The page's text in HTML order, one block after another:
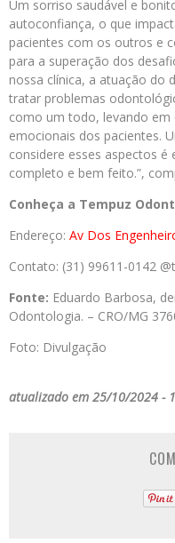
Um sorriso saudável e
autoconfiança, o que
pacientes com os outros e
para a superação dos
nossa clínica, a atuação do
tratar problemas
como um todo, levando em
emocionais dos pacientes.
considere esses aspectos
completo e bem feito.”,
Conheça a Tempuz
Endereço: Av Dos
Contato: (31) 99611-0142
Fonte: Eduardo Barbosa,
Odontologia. – CRO/MG
Foto: Divulgação
atualizado em 25/10/2024 -